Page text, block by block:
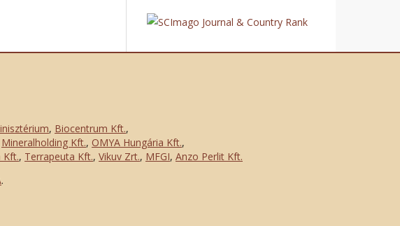
, Biocentrum Kft.,
Mineralholding Kft., OMYA Hungária Kft.,
Kft., Terrapeuta Kft., Vikuv Zrt., MFGI, Anzo Perlit Kft.
.